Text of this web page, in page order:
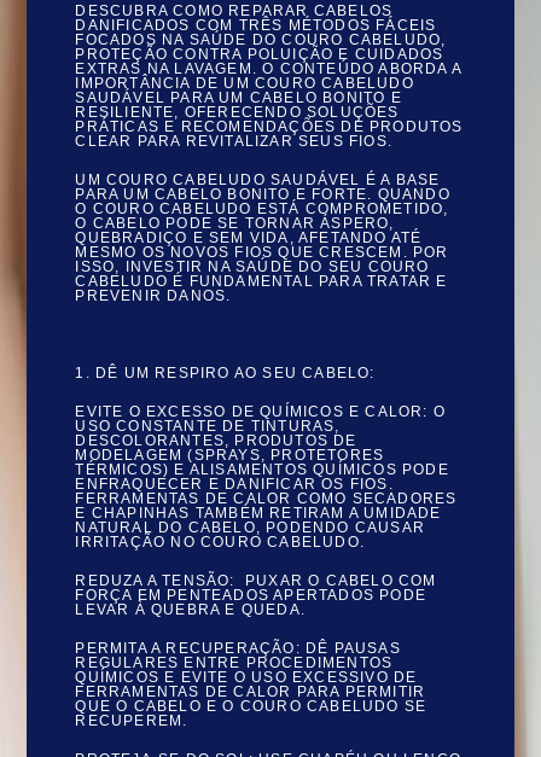
DESCUBRA COMO REPARAR CABELOS
DANIFICADOS COM TRÊS MÉTODOS FÁCEIS
FOCADOS NA SAÚDE DO COURO CABELUDO,
PROTEÇÃO CONTRA POLUIÇÃO E CUIDADOS
EXTRAS NA LAVAGEM. O CONTEÚDO ABORDA A
IMPORTÂNCIA DE UM COURO CABELUDO
SAUDÁVEL PARA UM CABELO BONITO E
RESILIENTE, OFERECENDO SOLUÇÕES
PRÁTICAS E RECOMENDAÇÕES DE PRODUTOS
CLEAR PARA REVITALIZAR SEUS FIOS.
UM COURO CABELUDO SAUDÁVEL É A BASE
PARA UM CABELO BONITO E FORTE. QUANDO
O COURO CABELUDO ESTÁ COMPROMETIDO,
O CABELO PODE SE TORNAR ÁSPERO,
QUEBRADIÇO E SEM VIDA, AFETANDO ATÉ
MESMO OS NOVOS FIOS QUE CRESCEM. POR
ISSO, INVESTIR NA SAÚDE DO SEU COURO
CABELUDO É FUNDAMENTAL PARA TRATAR E
PREVENIR DANOS.
1. DÊ UM RESPIRO AO SEU CABELO:
EVITE O EXCESSO DE QUÍMICOS E CALOR : O
USO CONSTANTE DE TINTURAS,
DESCOLORANTES, PRODUTOS DE
MODELAGEM (SPRAYS, PROTETORES
TÉRMICOS) E ALISAMENTOS QUÍMICOS PODE
ENFRAQUECER E DANIFICAR OS FIOS.
FERRAMENTAS DE CALOR COMO SECADORES
E CHAPINHAS TAMBÉM RETIRAM A UMIDADE
NATURAL DO CABELO, PODENDO CAUSAR
IRRITAÇÃO NO COURO CABELUDO.
REDUZA A TENSÃO:
PUXAR O CABELO COM
FORÇA EM PENTEADOS APERTADOS PODE
LEVAR À QUEBRA E QUEDA.
PERMITA A RECUPERAÇÃO: DÊ PAUSAS
REGULARES ENTRE PROCEDIMENTOS
QUÍMICOS E EVITE O USO EXCESSIVO DE
FERRAMENTAS DE CALOR PARA PERMITIR
QUE O CABELO E O COURO CABELUDO SE
RECUPEREM.